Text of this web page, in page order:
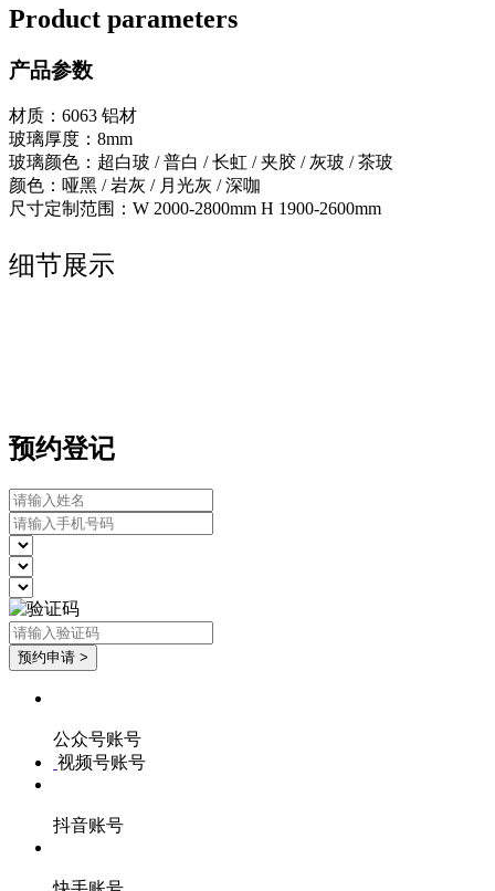
Product parameters
产品参数
材质：6063 铝材
玻璃厚度：8mm
玻璃颜色：超白玻 / 普白 / 长虹 / 夹胶 / 灰玻 / 茶玻
颜色：哑黑 / 岩灰 / 月光灰 / 深咖
尺寸定制范围：W 2000-2800mm H 1900-2600mm
细节展示
预约登记
公众号账号
视频号账号
抖音账号